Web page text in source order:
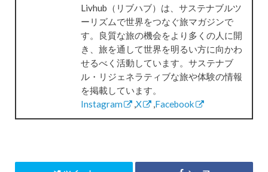
Livhub（リブハブ）は、サステナブルツ
ーリズムで世界をつなぐ旅マガジンで
す。良質な旅の機会をより多くの人に開
き、旅を通して世界を明るい方に向かわ
せるべく活動しています。サステナブ
ル・リジェネラティブな旅や体験の情報
を掲載しています。
Instagram
,X ,Facebook